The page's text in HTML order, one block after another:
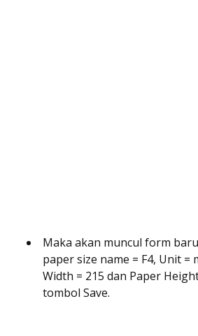
Maka akan muncul form
paper size name = F4, Unit =
Width = 215 dan Paper
tombol Save.